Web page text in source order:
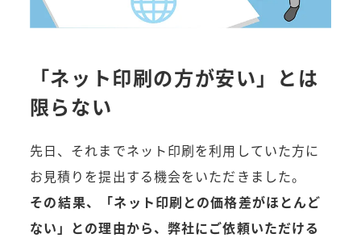
「ネット印刷の方が安い」とは
限らない
先日、それまでネット印刷を利用していた方に
お見積りを提出する機会をいただきました。
その結果、「ネット印刷との価格差がほとんど
ない」との理由から、弊社にご依頼いただける